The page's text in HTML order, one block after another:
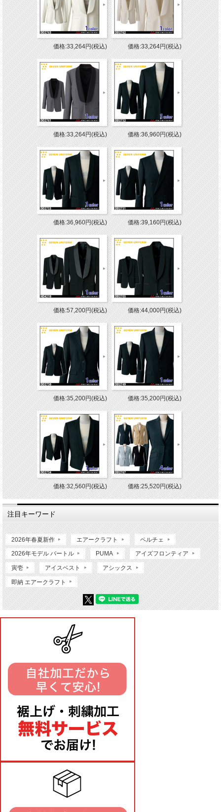
価格:33,264円(税込) 価格:33,264円(税込)
価格:33,264円(税込) 価格:36,960円(税込)
価格:36,960円(税込) 価格:39,160円(税込)
価格:57,200円(税込) 価格:44,000円(税込)
価格:35,200円(税込) 価格:35,200円(税込)
価格:32,560円(税込) 価格:25,520円(税込)
注目キーワード
2026年春夏新作 エアークラフト ペルチェ
2026年モデル バートル PUMA アイズフロンティア
寅壱 アイスベスト アシックス
即納 エアークラフト